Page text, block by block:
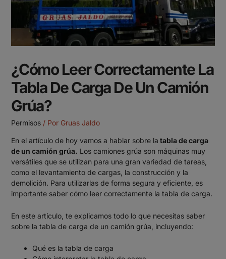
¿Cómo Leer Correctamente La
Tabla De Carga De Un Camión
Grúa?
Permisos/ Por Gruas Jaldo
En el artículo de hoy vamos a hablar sobre la tabla de carga
de un camión grúa. Los camiones grúa son máquinas muy
versátiles que se utilizan para una gran variedad de tareas,
como el levantamiento de cargas, la construcción y la
demolición. Para utilizarlas de forma segura y eficiente, es
importante saber cómo leer correctamente la tabla de carga.
En este artículo, te explicamos todo lo que necesitas saber
sobre la tabla de carga de un camión grúa, incluyendo:
Qué es la tabla de carga